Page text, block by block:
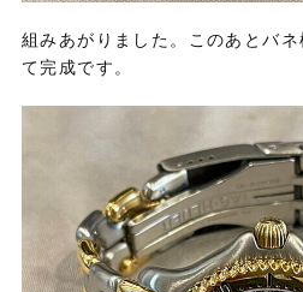
組みあがりました。このあとバ
て完成です。